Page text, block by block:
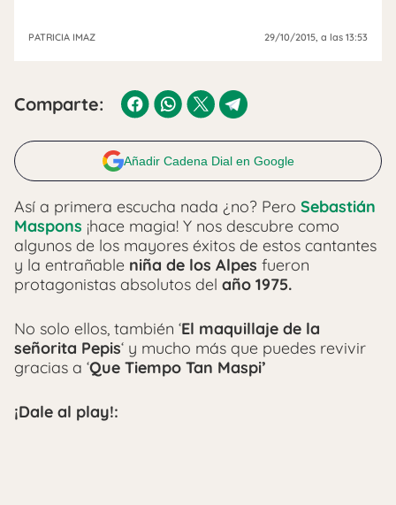
PATRICIA IMAZ 29/10/2015 , a las 13:53
Comparte:
Añadir Cadena Dial en Google
Así a primera escucha nada ¿no? Pero Sebastián
Maspons ¡hace magia! Y nos descubre como
algunos de los mayores éxitos de estos cantantes
y la entrañable niña de los Alpes fueron
protagonistas absolutos del año 1975.
No solo ellos, también ‘El maquillaje de la
señorita Pepis‘ y mucho más que puedes revivir
gracias a ‘Que Tiempo Tan Maspi’
¡Dale al play!: